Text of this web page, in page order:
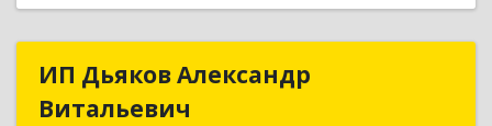
ИП Дьяков Александр
Витальевич
ИП Дьяков Александр